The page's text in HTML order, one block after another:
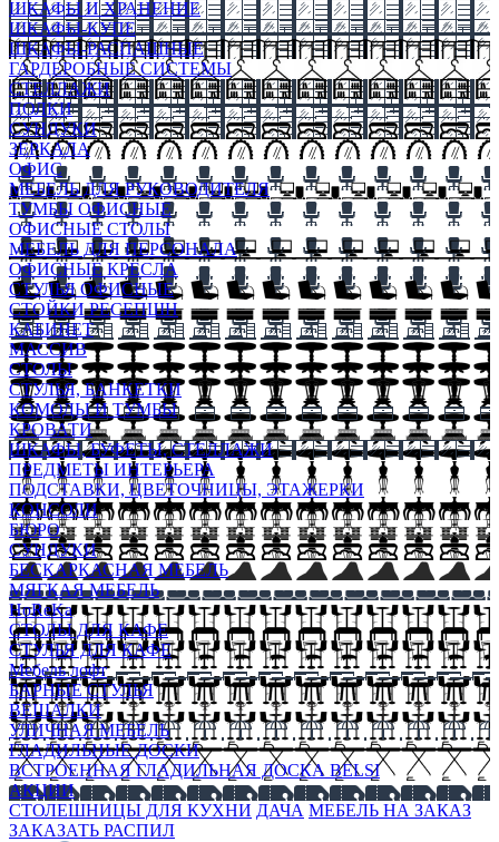
ШКАФЫ И ХРАНЕНИЕ
ШКАФЫ-КУПЕ
ШКАФЫ-РАСПАШНЫЕ
ГАРДЕРОБНЫЕ СИСТЕМЫ
СТЕЛЛАЖИ
ПОЛКИ
СУНДУКИ
ЗЕРКАЛА
ОФИС
МЕБЕЛЬ ДЛЯ РУКОВОДИТЕЛЯ
ТУМБЫ ОФИСНЫЕ
ОФИСНЫЕ СТОЛЫ
МЕБЕЛЬ ДЛЯ ПЕРСОНАЛА
ОФИСНЫЕ КРЕСЛА
СТУЛЬЯ ОФИСНЫЕ
СТОЙКИ РЕСЕПШН
КАБИНЕТ
МАССИВ
СТОЛЫ
СТУЛЬЯ, БАНКЕТКИ
КОМОДЫ И ТУМБЫ
КРОВАТИ
ШКАФЫ, БУФЕТЫ, СТЕЛЛАЖИ
ПРЕДМЕТЫ ИНТЕРЬЕРА
ПОДСТАВКИ, ЦВЕТОЧНИЦЫ, ЭТАЖЕРКИ
КОНСОЛИ
БЮРО
СУНДУКИ
БЕСКАРКАСНАЯ МЕБЕЛЬ
МЯГКАЯ МЕБЕЛЬ
HoReKa
СТОЛЫ ДЛЯ КАФЕ
СТУЛЬЯ ДЛЯ КАФЕ
Мебель лофт
БАРНЫЕ СТУЛЬЯ
ВЕШАЛКИ
УЛИЧНАЯ МЕБЕЛЬ
ГЛАДИЛЬНЫЕ ДОСКИ
ВСТРОЕННАЯ ГЛАДИЛЬНАЯ ДОСКА BELSI
АКЦИИ
СТОЛЕШНИЦЫ ДЛЯ КУХНИ ДАЧА МЕБЕЛЬ НА ЗАКАЗ
ЗАКАЗАТЬ РАСПИЛ